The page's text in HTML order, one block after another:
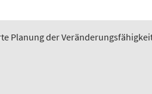
Planung der